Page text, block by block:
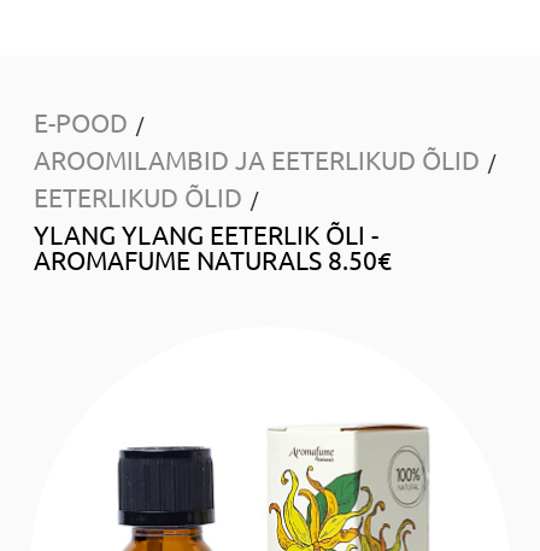
E-POOD /
AROOMILAMBID JA EETERLIKUD ÕLID /
EETERLIKUD ÕLID /
YLANG YLANG EETERLIK ÕLI -
AROMAFUME NATURALS 8.50€